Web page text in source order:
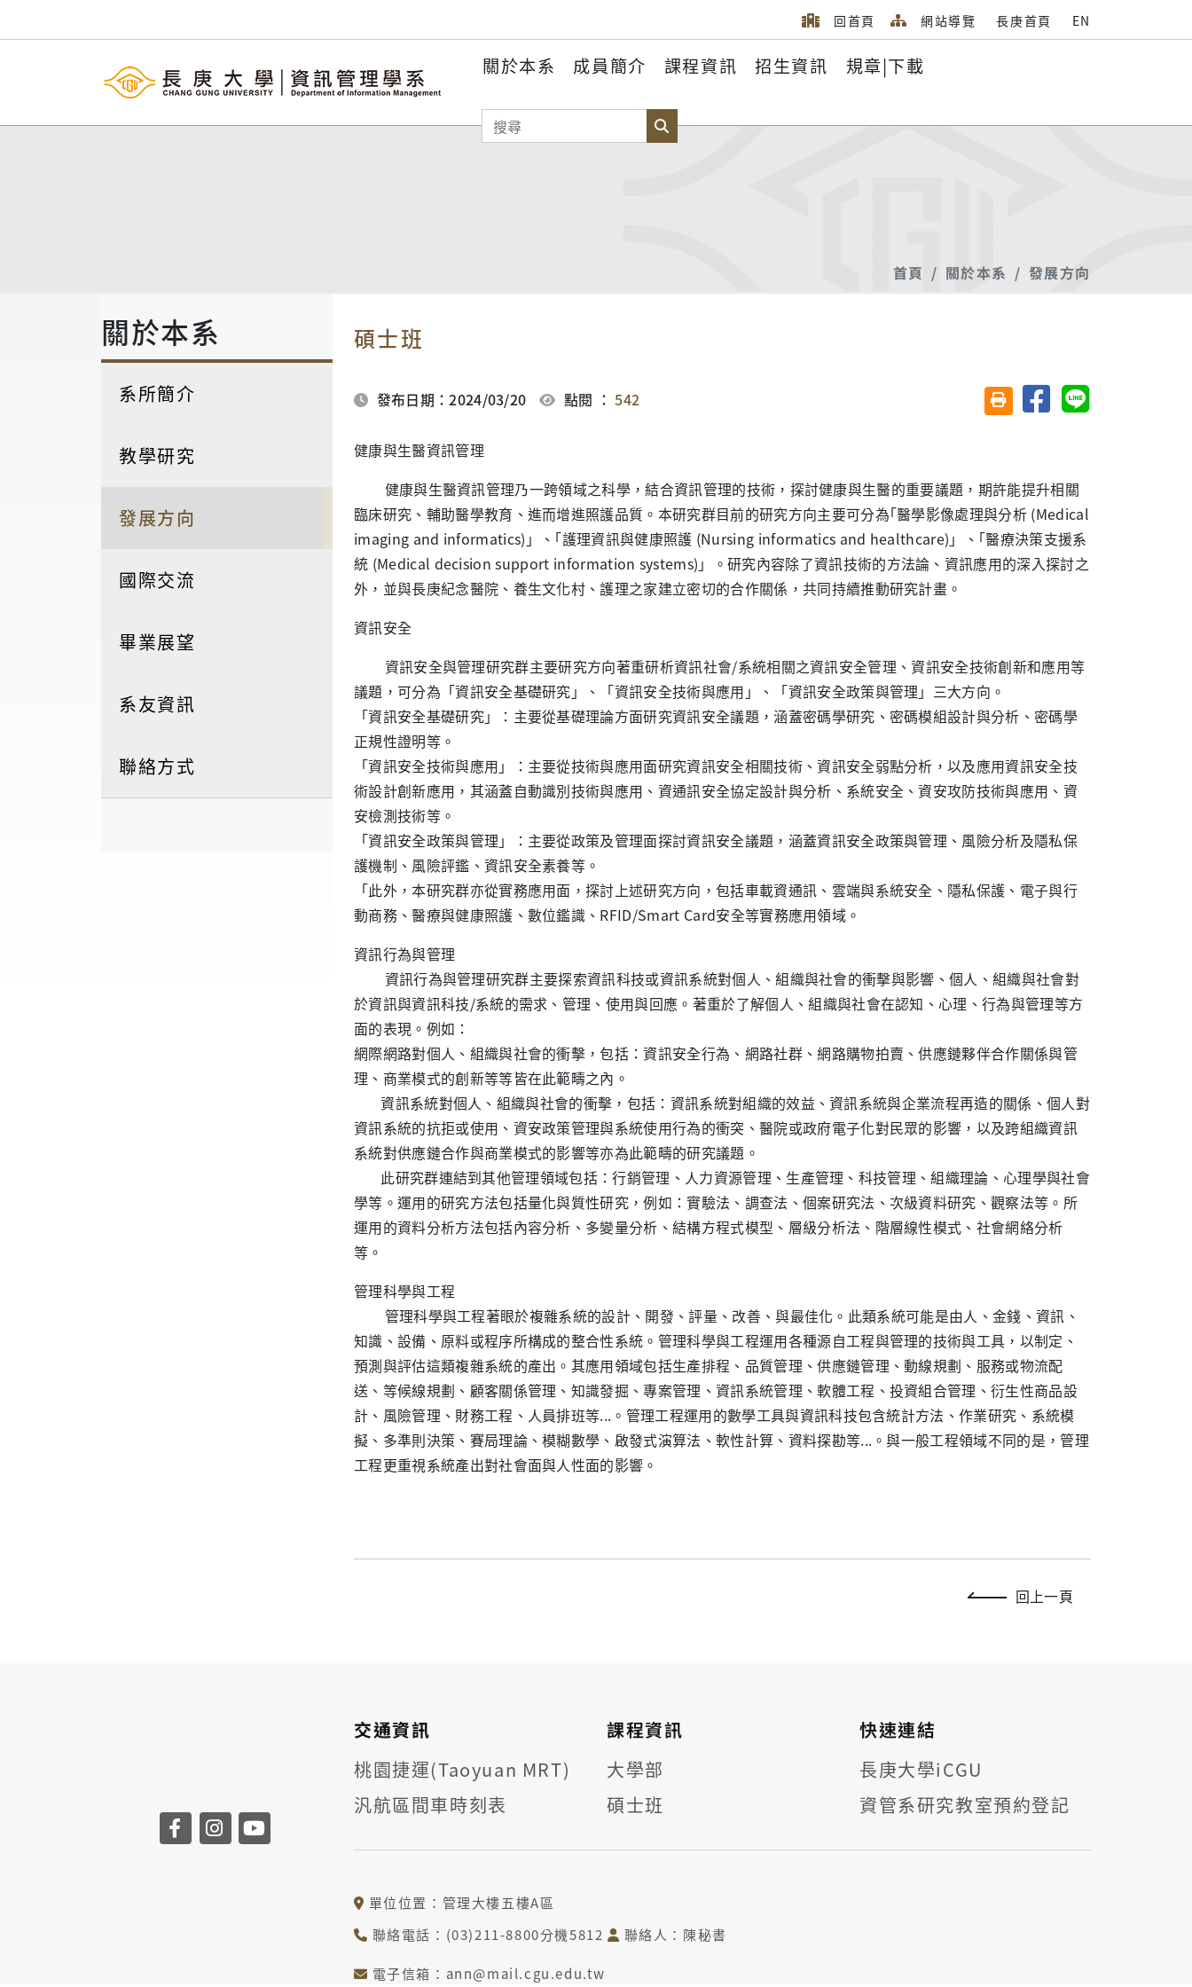
回首頁 網站導覽 長庚首頁 EN
關於本系 成員簡介 課程資訊 招生資訊 規章|下載
搜尋
首頁 關於本系 發展方向
關於本系
系所簡介
教學研究
發展方向
國際交流
畢業展望
系友資訊
聯絡方式
碩士班
發布日期：2024/03/20 點閱 ：542 友善列印(另開視窗)
分享至臉書分享至 Line
健康與生醫資訊管理
健康與生醫資訊管理乃一跨領域之科學，結合資訊管理的技術，探討健康與生醫的重要議題，期許能提升相關
臨床研究、輔助醫學教育、進而增進照護品質。本研究群目前的研究方向主要可分為｢醫學影像處理與分析 (Medical
imaging and informatics)」、｢護理資訊與健康照護 (Nursing informatics and healthcare)」、｢醫療決策支援系
統 (Medical decision support information systems)」。研究內容除了資訊技術的方法論、資訊應用的深入探討之
外，並與長庚紀念醫院、養生文化村、護理之家建立密切的合作關係，共同持續推動研究計畫。
資訊安全
資訊安全與管理研究群主要研究方向著重研析資訊社會/系統相關之資訊安全管理、資訊安全技術創新和應用等
議題，可分為「資訊安全基礎研究」、「資訊安全技術與應用」、「資訊安全政策與管理」三大方向。
「資訊安全基礎研究」：主要從基礎理論方面研究資訊安全議題，涵蓋密碼學研究、密碼模組設計與分析、密碼學
正規性證明等。
「資訊安全技術與應用」：主要從技術與應用面研究資訊安全相關技術、資訊安全弱點分析，以及應用資訊安全技
術設計創新應用，其涵蓋自動識別技術與應用、資通訊安全協定設計與分析、系統安全、資安攻防技術與應用、資
安檢測技術等。
「資訊安全政策與管理」：主要從政策及管理面探討資訊安全議題，涵蓋資訊安全政策與管理、風險分析及隱私保
護機制、風險評鑑、資訊安全素養等。
「此外，本研究群亦從實務應用面，探討上述研究方向，包括車載資通訊、雲端與系統安全、隱私保護、電子與行
動商務、醫療與健康照護、數位鑑識、RFID/Smart Card安全等實務應用領域。
資訊行為與管理
資訊行為與管理研究群主要探索資訊科技或資訊系統對個人、組織與社會的衝擊與影響、個人、組織與社會對
於資訊與資訊科技/系統的需求、管理、使用與回應。著重於了解個人、組織與社會在認知、心理、行為與管理等方
面的表現。例如：
網際網路對個人、組織與社會的衝擊，包括：資訊安全行為、網路社群、網路購物拍賣、供應鏈夥伴合作關係與管
理、商業模式的創新等等皆在此範疇之內。
資訊系統對個人、組織與社會的衝擊，包括：資訊系統對組織的效益、資訊系統與企業流程再造的關係、個人對
資訊系統的抗拒或使用、資安政策管理與系統使用行為的衝突、醫院或政府電子化對民眾的影響，以及跨組織資訊
系統對供應鏈合作與商業模式的影響等亦為此範疇的研究議題。
此研究群連結到其他管理領域包括：行銷管理、人力資源管理、生產管理、科技管理、組織理論、心理學與社會
學等。運用的研究方法包括量化與質性研究，例如：實驗法、調查法、個案研究法、次級資料研究、觀察法等。所
運用的資料分析方法包括內容分析、多變量分析、結構方程式模型、層級分析法、階層線性模式、社會網絡分析
等。
管理科學與工程
管理科學與工程著眼於複雜系統的設計、開發、評量、改善、與最佳化。此類系統可能是由人、金錢、資訊、
知識、設備、原料或程序所構成的整合性系統。管理科學與工程運用各種源自工程與管理的技術與工具，以制定、
預測與評估這類複雜系統的產出。其應用領域包括生產排程、品質管理、供應鏈管理、動線規劃、服務或物流配
送、等候線規劃、顧客關係管理、知識發掘、專案管理、資訊系統管理、軟體工程、投資組合管理、衍生性商品設
計、風險管理、財務工程、人員排班等...。管理工程運用的數學工具與資訊科技包含統計方法、作業研究、系統模
擬、多準則決策、賽局理論、模糊數學、啟發式演算法、軟性計算、資料探勘等...。與一般工程領域不同的是，管理
工程更重視系統產出對社會面與人性面的影響。
回上一頁
交通資訊
桃園捷運(Taoyuan MRT)
汎航區間車時刻表
課程資訊
大學部
碩士班
快速連結
長庚大學iCGU
資管系研究教室預約登記
單位位置：管理大樓五樓A區
聯絡電話：(03)211-8800分機5812
聯絡人：陳秘書
電子信箱：ann@mail.cgu.edu.tw